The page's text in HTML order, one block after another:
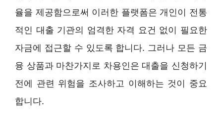
율을 제공함으로써 이러한 플랫폼은 개인이 전통
적인 대출 기관의 엄격한 자격 요건 없이 필요한
자금에 접근할 수 있도록 합니다. 그러나 모든 금
융 상품과 마찬가지로 차용인은 대출을 신청하기
전에 관련 위험을 조사하고 이해하는 것이 중요
합니다.